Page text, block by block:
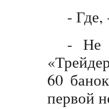
- Где,
- Не
60
первой